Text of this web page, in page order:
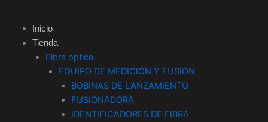
e
b a
g
o
k
e
d
Inicio
Tienda
Fibra optica
EQUIPO DE MEDICIÓN Y FUSION
BOBINAS DE LANZAMIENTO
FUSIONADORA
IDENTIFICADORES DE FIBRA